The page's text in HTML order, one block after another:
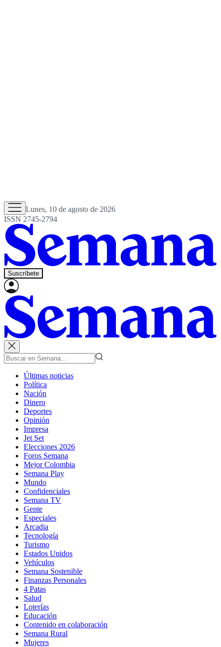
Lunes, 10 de agosto de 2026
ISSN 2745-2794
Suscríbete
Últimas noticias
Política
Nación
Dinero
Deportes
Opinión
Impresa
Jet Set
Elecciones 2026
Foros Semana
Mejor Colombia
Semana Play
Mundo
Confidenciales
Semana TV
Gente
Especiales
Arcadia
Tecnología
Turismo
Estados Unidos
Vehículos
Semana Sostenible
Finanzas Personales
4 Patas
Salud
Loterías
Educación
Contenido en colaboración
Semana Rural
Mujeres